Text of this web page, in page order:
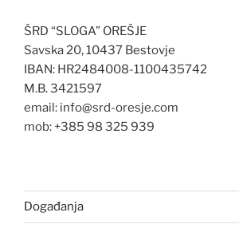
ŠRD “SLOGA” OREŠJE
Savska 20, 10437 Bestovje
IBAN: HR2484008-1100435742
M.B. 3421597
email: info@srd-oresje.com
mob: +385 98 325 939
Događanja